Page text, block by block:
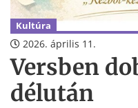
Kultúra
2026. április 11.
Versben
délután